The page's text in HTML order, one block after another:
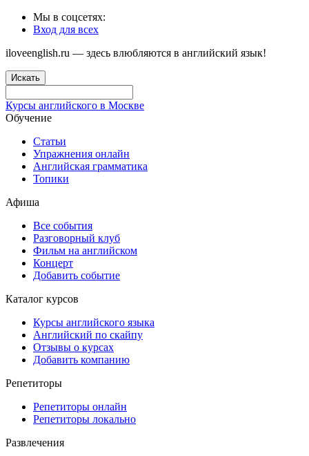
Мы в соцсетях:
Вход для всех
iloveenglish.ru — здесь влюбляются в английский язык!
Искать
Курсы английского в Москве
Обучение
Статьи
Упражнения онлайн
Английская грамматика
Топики
Афиша
Все события
Разговорный клуб
Фильм на английском
Концерт
Добавить событие
Каталог курсов
Курсы английского языка
Английский по скайпу
Отзывы о курсах
Добавить компанию
Репетиторы
Репетиторы онлайн
Репетиторы локально
Развлечения